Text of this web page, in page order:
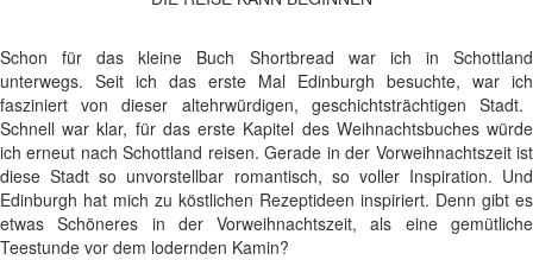
Schon für das kleine Buch Shortbread war ich in Schottland
unterwegs. Seit ich das erste Mal Edinburgh besuchte, war ich
fasziniert von dieser altehrwürdigen, geschichtsträchtigen Stadt.
Schnell war klar, für das erste Kapitel des Weihnachtsbuches würde
ich erneut nach Schottland reisen. Gerade in der Vorweihnachtszeit ist
diese Stadt so unvorstellbar romantisch, so voller Inspiration. Und
Edinburgh hat mich zu köstlichen Rezeptideen inspiriert. Denn gibt es
etwas Schöneres in der Vorweihnachtszeit, als eine gemütliche
Teestunde vor dem lodernden Kamin?